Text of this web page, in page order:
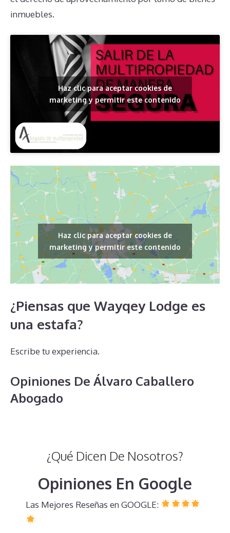
inmuebles.
Haz clic para aceptar cookies de
marketing y permitir este contenido
Haz clic para aceptar cookies de
marketing y permitir este contenido
¿Piensas que Wayqey Lodge es
una estafa?
Escribe tu experiencia.
Opiniones De Álvaro Caballero
Abogado
¿Qué Dicen De Nosotros?
Opiniones En Google
Las Mejores Reseñas en GOOGLE: